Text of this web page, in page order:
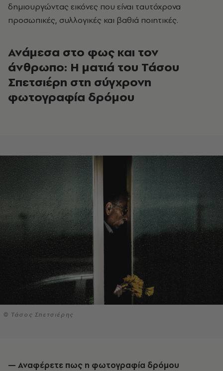
δημιουργώντας εικόνες που είναι ταυτόχρονα
προσωπικές, συλλογικές και βαθιά ποιητικές.
Ανάμεσα στο φως και τον
άνθρωπο: Η ματιά του Τάσου
Σπετσιέρη στη σύγχρονη
φωτογραφία δρόμου
© Τάσος Σπετσιέρης
— Αναφέρετε πως η φωτογραφία δρόμου